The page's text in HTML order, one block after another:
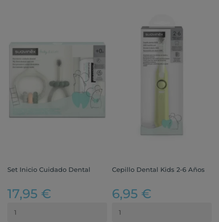
Set Inicio Cuidado Dental
17,95 €
Cepillo Dental Kids 2-6 Años
6,95 €